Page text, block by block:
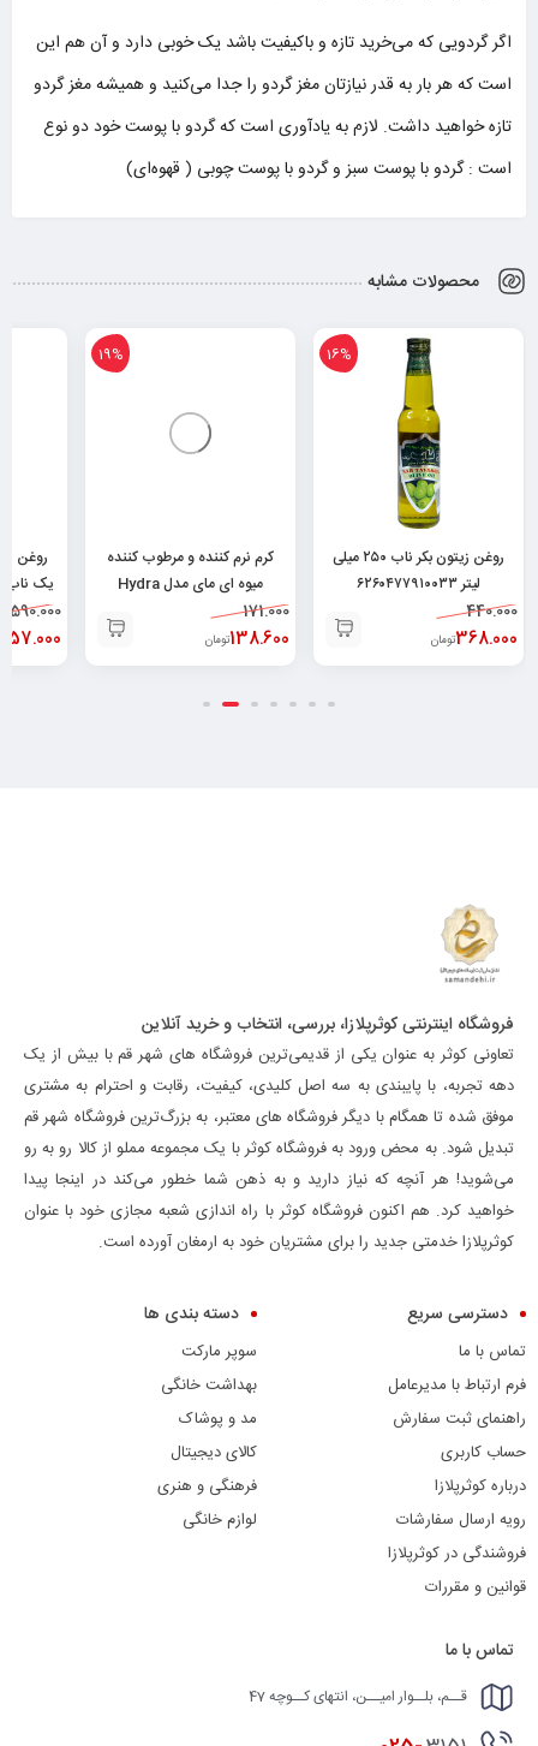
اگر گردویی که می‌خرید تازه و باکیفیت باشد یک خوبی دارد و آن هم این
است که هر بار به قدر نیازتان مغز گردو را جدا می‌کنید و همیشه مغز گردو
تازه خواهید داشت. لازم به یادآوری است که گردو با پوست خود دو نوع
است : گردو با پوست سبز و گردو با پوست چوبی ( قهوه‌ای)
محصولات مشابه
16%
روغن زیتون بکر ناب ۲۵۰ میلی
لیتر ۶۲۶۰۴۷۷۹۱۰۰۳۳
440.000
368.000تومان
19%
کرم نرم کننده و مرطوب کننده
میوه ای مای مدل Hydra
لیتر۶۲۶۰۴۸۲۵۲۱۳۷۸
171.000
138.600تومان
روغن
یک ناب-۱ لیتر ۶۲۶۰۴۷۷۹۰۰۱۸۸
1.590.000
فروشگاه اینترنتی کوثرپلازا، بررسی، انتخاب و خرید آنلاین
تعاونی کوثر به عنوان یکی از قدیمی‌ترین فروشگاه های شهر قم با بیش از یک
دهه تجربه، با پایبندی به سه اصل کلیدی، کیفیت، رقابت و احترام به مشتری
موفق شده تا همگام با دیگر فروشگاه های معتبر، به بزرگ‌ترین فروشگاه شهر قم
تبدیل شود. به محض ورود به فروشگاه کوثر با یک مجموعه مملو از کالا رو به رو
می‌شوید! هر آنچه که نیاز دارید و به ذهن شما خطور می‌کند در اینجا پیدا
خواهید کرد. هم اکنون فروشگاه کوثر با راه اندازی شعبه مجازی خود با عنوان
کوثرپلازا خدمتی جدید را برای مشتریان خود به ارمغان آورده است.
دسترسی سریع
تماس با ما
فرم ارتباط با مدیرعامل
راهنمای ثبت سفارش
حساب کاربری
درباره کوثرپلازا
رویه ارسال سفارشات
فروشندگی در کوثرپلازا
قوانین و مقررات
دسته بندی ها
سوپر مارکت
بهداشت خانگی
مد و پوشاک
کالای دیجیتال
فرهنگی و هنری
لوازم خانگی
تماس با ما
قــم، بلــوار امیــن، انتهای کــوچه 47